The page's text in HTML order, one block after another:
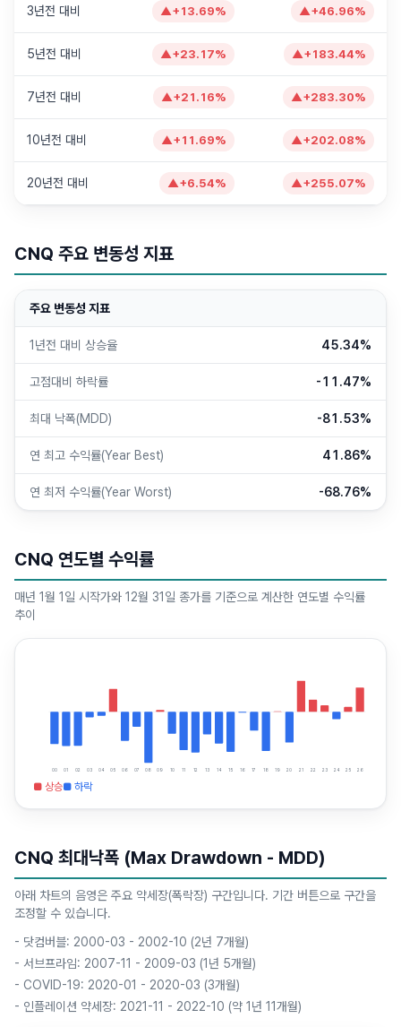
3년전 대비 ▲+ 13.69% ▲+46.96%
5년전 대비 ▲+23.17% ▲+ 183.44%
7년전 대비 ▲+21.16% ▲+283.30%
10년전 대비 ▲+ 11.69% ▲+202.08%
20년전 대비 ▲+6.54% ▲+255.07%
CNQ 주요 변동성 지표
주요 변동성 지표
1년전 대비 상승율 45.34%
고점대비 하락률 -11.47%
최대 낙폭(MDD) -81.53%
연 최고 수익률(Year Best) 41.86%
연 최저 수익률(Year Worst) -68.76%
CNQ 연도별 수익률
매년 1월 1일 시작가와 12월 31일 종가를 기준으로 계산한 연도별 수익률
추이
00 01 02 03 04 05 06 07 08 09 10 11 12 13 14 15 16 17 18 19 20 21 22 23 24 25 26
■ 상승■ 하락
CNQ 최대낙폭 (Max Drawdown - MDD)
아래 차트의 음영은 주요 약세장(폭락장) 구간입니다. 기간 버튼으로 구간을
조정할 수 있습니다.
- 닷컴버블: 2000-03 - 2002-10 (2년 7개월)
- 서브프라임: 2007-11 - 2009-03 (1년 5개월)
- COVID-19: 2020-01 - 2020-03 (3개월)
- 인플레이션 약세장: 2021-11 - 2022-10 (약 1년 11개월)